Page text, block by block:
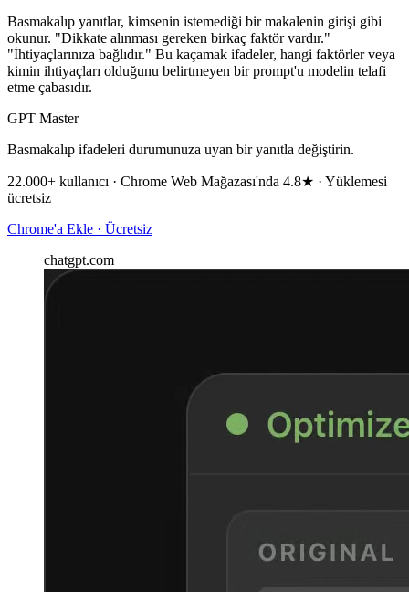
Basmakalıp yanıtlar, kimsenin istemediği bir makalenin girişi gibi
okunur. "Dikkate alınması gereken birkaç faktör vardır."
"İhtiyaçlarınıza bağlıdır." Bu kaçamak ifadeler, hangi faktörler veya
kimin ihtiyaçları olduğunu belirtmeyen bir prompt'u modelin telafi
etme çabasıdır.
GPT Master
Basmakalıp ifadeleri durumunuza uyan bir yanıtla değiştirin.
22.000+ kullanıcı · Chrome Web Mağazası'nda 4.8★ · Yüklemesi
ücretsiz
Chrome'a Ekle · Ücretsiz
chatgpt.com